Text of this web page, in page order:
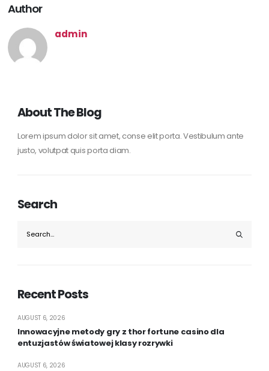
Author
admin
About The Blog
Lorem ipsum dolor sit amet, conse elit porta. Vestibulum ante
justo, volutpat quis porta diam.
Search
Recent Posts
Innowacyjne metody gry z thor fortune casino dla
entuzjastów światowej klasy rozrywki
AUGUST 6, 2026
AUGUST 6, 2026